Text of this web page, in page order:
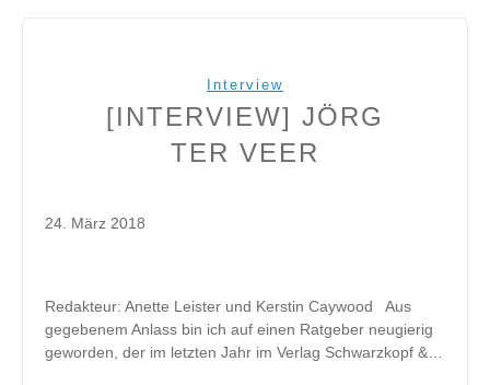
Interview
[INTERVIEW] JÖRG
TER VEER
24. März 2018
Redakteur: Anette Leister und Kerstin Caywood Aus
gegebenem Anlass bin ich auf einen Ratgeber neugierig
geworden, der im letzten Jahr im Verlag Schwarzkopf &…